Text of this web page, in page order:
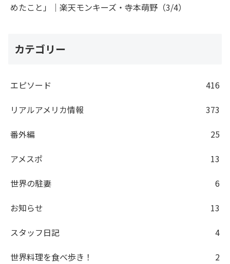
めたこと」｜楽天モンキーズ・寺本萌野（3/4）
カテゴリー
エピソード
416
リアルアメリカ情報
373
番外編
25
アメスポ
13
世界の駐妻
6
お知らせ
13
スタッフ日記
4
世界料理を食べ歩き！
2